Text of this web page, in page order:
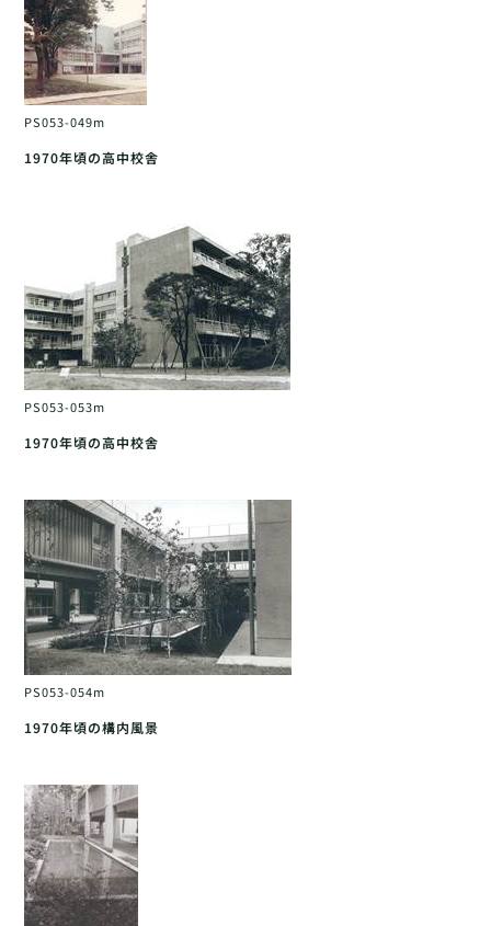
PS053-049m
1970年頃の高中校舎
PS053-053m
1970年頃の高中校舎
PS053-054m
1970年頃の構内風景